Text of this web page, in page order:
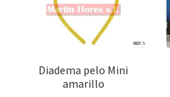
Diadema pelo Mini
amarillo